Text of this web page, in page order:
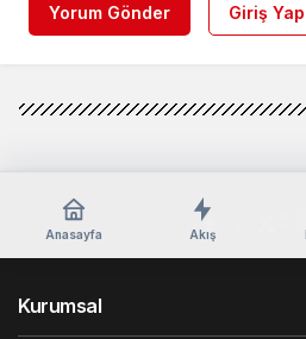
Yorum Gönder Giriş Yap
Anasayfa Akış
Kurumsal